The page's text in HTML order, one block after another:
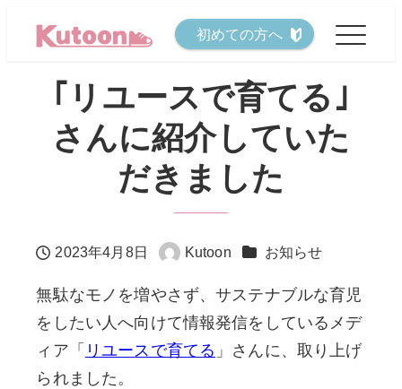
初めての方へ
｢リユースで育てる｣
さんに紹介していた
だきました
投稿日
2023年4月8日
著
者
Kutoon カテゴリー
お知らせ
無駄なモノを増やさず、サステナブルな育児
をしたい人へ向けて情報発信をしているメデ
ィア「 リユースで育てる 」さんに、取り上げ
られました。